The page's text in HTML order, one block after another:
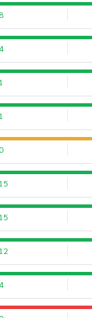
8
4
1
1
0
15
15
12
4